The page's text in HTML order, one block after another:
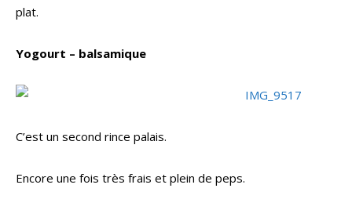
plat.
Yogourt – balsamique
C’est un second rince palais.
Encore une fois très frais et plein de peps.